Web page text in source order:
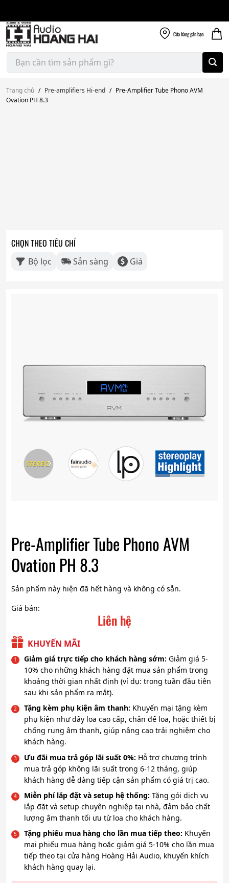
content
Cửa hànggần bạn
Tìm
kiếm:
Trang chủ / Pre-amplifiers Hi-end / Pre-Amplifier Tube Phono AVM
Ovation PH 8.3
CHỌN THEO TIÊU CHÍ
Bộ lọc Sẵn sàng Giá
Pre-Amplifier Tube Phono AVM
Ovation PH 8.3
Sản phẩm này hiện đã hết hàng và không có sẵn.
Giá bán:
Liên hệ
KHUYẾN MÃI
Giảm giá trực tiếp cho khách hàng sớm: Giảm giá 5-
10% cho những khách hàng đặt mua sản phẩm trong
khoảng thời gian nhất định (ví dụ: trong tuần đầu tiên
sau khi sản phẩm ra mắt).
Tặng kèm phụ kiện âm thanh: Khuyến mại tặng kèm
phụ kiện như dây loa cao cấp, chân đế loa, hoặc thiết bị
chống rung âm thanh, giúp nâng cao trải nghiệm cho
khách hàng.
Ưu đãi mua trả góp lãi suất 0%: Hỗ trợ chương trình
mua trả góp không lãi suất trong 6-12 tháng, giúp
khách hàng dễ dàng tiếp cận sản phẩm có giá trị cao.
Miễn phí lắp đặt và setup hệ thống: Tặng gói dịch vụ
lắp đặt và setup chuyên nghiệp tại nhà, đảm bảo chất
lượng âm thanh tối ưu từ loa cho khách hàng.
Tặng phiếu mua hàng cho lần mua tiếp theo: Khuyến
mại phiếu mua hàng hoặc giảm giá 5-10% cho lần mua
tiếp theo tại cửa hàng Hoàng Hải Audio, khuyến khích
khách hàng quay lại.